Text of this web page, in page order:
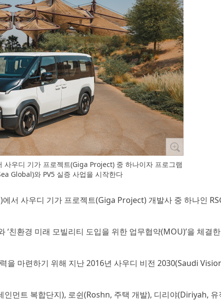
우디 기가 프로젝트(Giga Project) 중 하나이자 프로그램
Global)와 PV5 실증 사업을 시작한다
서 사우디 기가 프로젝트(Giga Project) 개발사 중 하나인
친환경 미래 모빌리티 도입을 위한 업무협약(MOU)’을 체결
을 마련하기 위해 지난 2016년 사우디 비전 2030(Saudi
먼트 복합단지), 로쉰(Roshn, 주택 개발), 디리야(Diriyah, 유